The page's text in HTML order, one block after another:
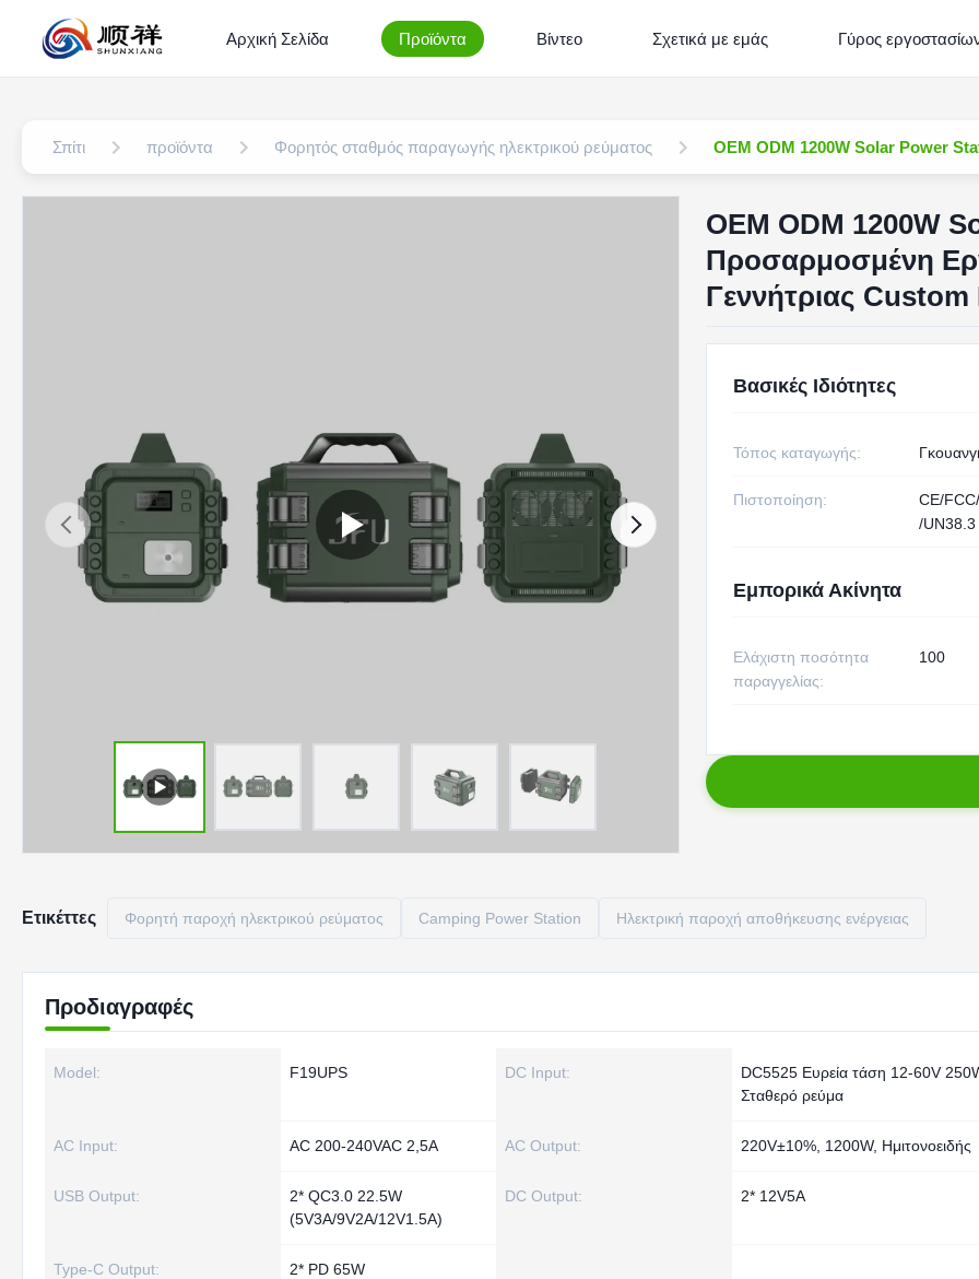
Αρχική Σελίδα Προϊόντα Βίντεο Σχετικά με εμάς Γύρος
Σπίτι προϊόντα Φορητός σταθμός παραγωγής ηλεκτρικού ρεύματος OEM ODM 1200W Solar Power
OEM ODM 1200W
Προσαρμοσμένη
Γεννήτριας Custom
Βασικές Ιδιότητες
Τόπος καταγωγής:
Πιστοποίηση:
CE/
/UN38.3
Εμπορικά Ακίνητα
Ελάχιστη ποσότητα
παραγγελίας:
100
Ετικέττες Φορητή παροχή ηλεκτρικού ρεύματος Camping Power Station Ηλεκτρική παροχή αποθήκευσης ενέργειας
Προδιαγραφές
Model: F19UPS DC Input:
DC5525 Ευρεία τάση 12-60V
Σταθερό ρεύμα
AC Input: AC 200-240VAC 2,5A AC Output: 220V±10%, 1200W, Ημιτονοειδής
USB Output:
2* QC3.0 22.5W
(5V3A/9V2A/12V1.5A)
DC Output: 2* 12V5A
Type-C Output: 2* PD 65W